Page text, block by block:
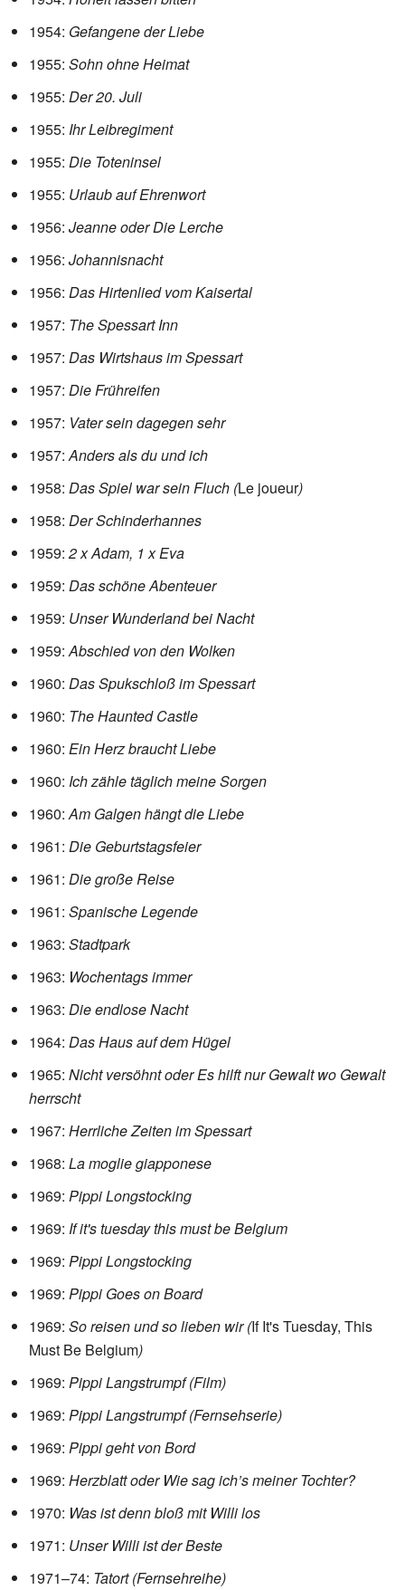
1954: Gefangene der Liebe
1955: Sohn ohne Heimat
1955: Der 20. Juli
1955: Ihr Leibregiment
1955: Die Toteninsel
1955: Urlaub auf Ehrenwort
1956: Jeanne oder Die Lerche
1956: Johannisnacht
1956: Das Hirtenlied vom Kaisertal
1957: The Spessart Inn
1957: Das Wirtshaus im Spessart
1957: Die Frühreifen
1957: Vater sein dagegen sehr
1957:Anders als du und ich
1958: Das Spiel war sein Fluch (Le joueur)
1958: Der Schinderhannes
1959: 2 x Adam, 1 x Eva
1959: Das schöne Abenteuer
1959: Unser Wunderland bei Nacht
1959:Abschied von den Wolken
1960: Das Spukschloß im Spessart
1960: The Haunted Castle
1960: Ein Herz braucht Liebe
1960: Ich zähle täglich meine Sorgen
1960:Am Galgen hängt die Liebe
1961: Die Geburtstagsfeier
1961: Die große Reise
1961: Spanische Legende
1963: Stadtpark
1963: Wochentags immer
1963: Die endlose Nacht
1964: Das Haus auf dem Hügel
1965: Nicht versöhnt oder Es hilft nur Gewalt wo Gewalt
herrscht
1967: Herrliche Zeiten im Spessart
1968: La moglie giapponese
1969: Pippi Longstocking
1969: If it's tuesday this must be Belgium
1969: Pippi Longstocking
1969: Pippi Goes on Board
1969: So reisen und so lieben wir (If It's Tuesday, This
Must Be Belgium)
1969: Pippi Langstrumpf (Film)
1969: Pippi Langstrumpf (Fernsehserie)
1969: Pippi geht von Bord
1969: Herzblatt oder Wie sag ich’s meiner Tochter?
1970: Was ist denn bloß mit Willi los
1971: Unser Willi ist der Beste
1971–74: Tatort (Fernsehreihe)